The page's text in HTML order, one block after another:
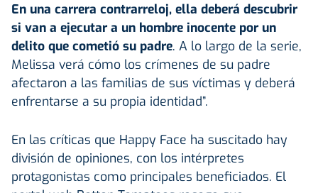
En una carrera contrarreloj, ella deberá descubrir
si van a ejecutar a un hombre inocente por un
delito que cometió su padre. A lo largo de la serie,
Melissa verá cómo los crímenes de su padre
afectaron a las familias de sus víctimas y deberá
enfrentarse a su propia identidad”.
En las críticas que Happy Face ha suscitado hay
división de opiniones, con los intérpretes
protagonistas como principales beneficiados. El